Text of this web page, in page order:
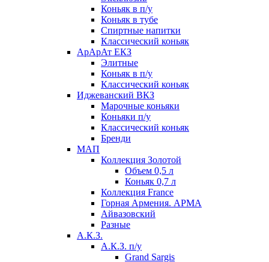
Коньяк в п/у
Коньяк в тубе
Спиртные напитки
Классический коньяк
АрАрАт ЕКЗ
Элитные
Коньяк в п/у
Классический коньяк
Иджеванский ВКЗ
Марочные коньяки
Коньяки п/у
Классический коньяк
Бренди
МАП
Коллекция Золотой
Объем 0,5 л
Коньяк 0,7 л
Коллекция France
Горная Армения. АРМА
Айвазовский
Разные
А.К.З.
А.К.З. п/у
Grand Sargis